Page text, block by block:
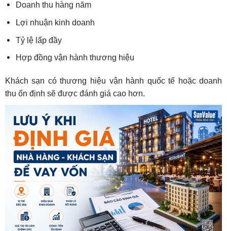
Doanh thu hàng năm
Lợi nhuận kinh doanh
Tỷ lệ lấp đầy
Hợp đồng vận hành thương hiệu
Khách sạn có thương hiệu vận hành quốc tế hoặc doanh
thu ổn định sẽ được đánh giá cao hơn.